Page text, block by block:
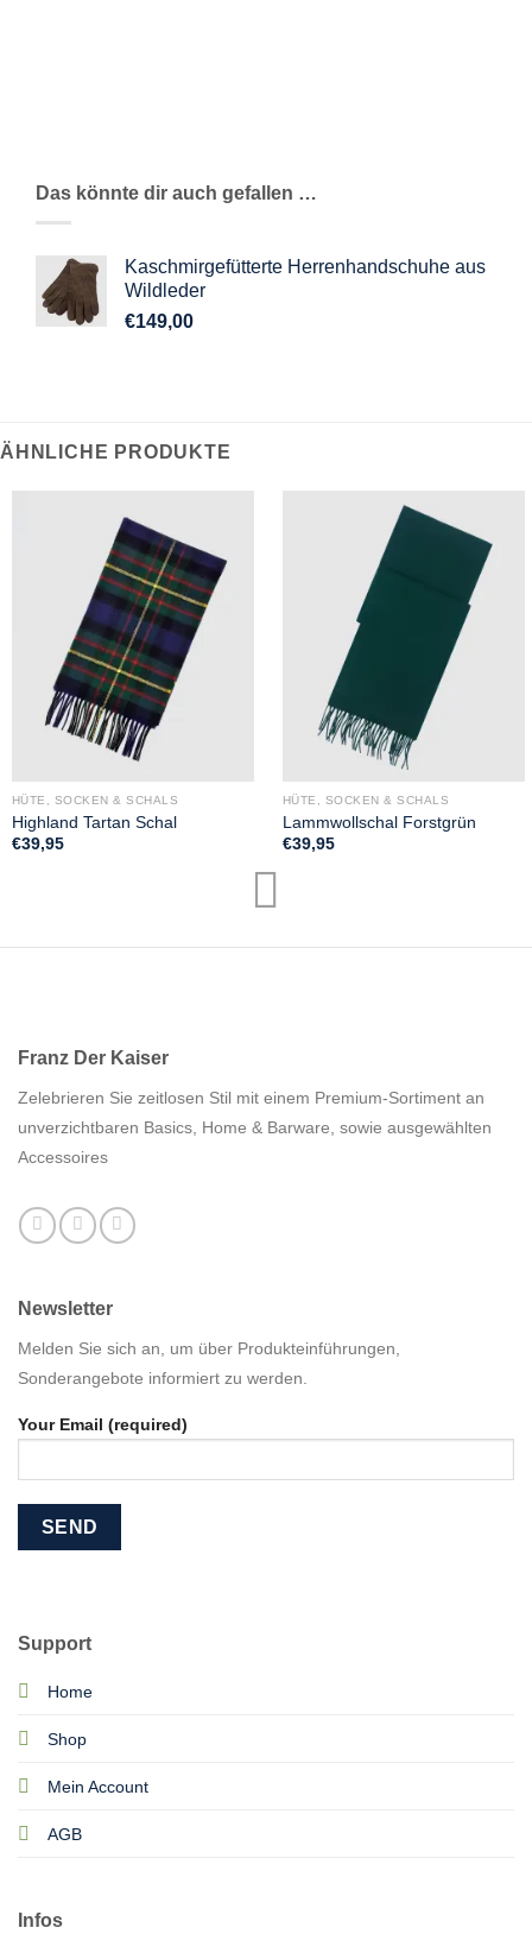
Das könnte dir auch gefallen …
Kaschmirgefütterte Herrenhandschuhe aus
Wildleder
€149,00
ÄHNLICHE PRODUKTE
HÜTE, SOCKEN & SCHALS
Highland Tartan Schal
€39,95
HÜTE, SOCKEN & SCHALS
Lammwollschal Forstgrün
€39,95
Franz Der Kaiser
Zelebrieren Sie zeitlosen Stil mit einem Premium-Sortiment an
unverzichtbaren Basics, Home & Barware, sowie ausgewählten
Accessoires
Support
Home
Shop
Mein Account
AGB
Infos
Newsletter
Melden Sie sich an, um über Produkteinführungen,
Sonderangebote informiert zu werden.
Your Email (required)